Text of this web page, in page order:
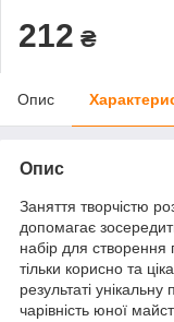
212 ₴
Опис
Опис
Заняття творчістю
допомагає
набір для
тільки корисно та
результаті
чарівність юної